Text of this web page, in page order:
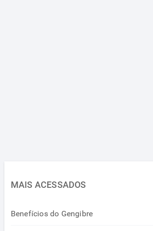
MAIS ACESSADOS
Benefícios do Gengibre